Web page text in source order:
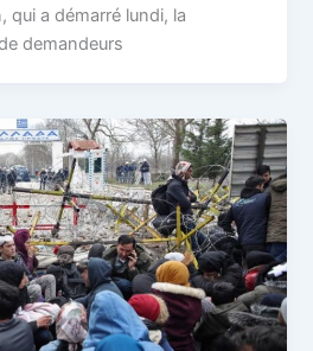
qui a démarré lundi, la
demandeurs